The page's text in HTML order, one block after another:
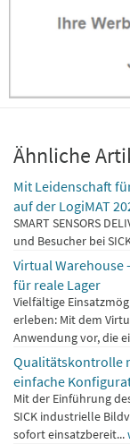
Ähnliche
Mit Leidenschaft
auf der LogiMAT
SMART SENSORS
und Besucher bei
Virtual Warehouse
für reale Lager
Vielfältige
erleben: Mit dem
Anwendung vor, die
Qualitätskontrolle
einfache
Mit der Einführung
SICK industrielle
sofort einsatzbereit...